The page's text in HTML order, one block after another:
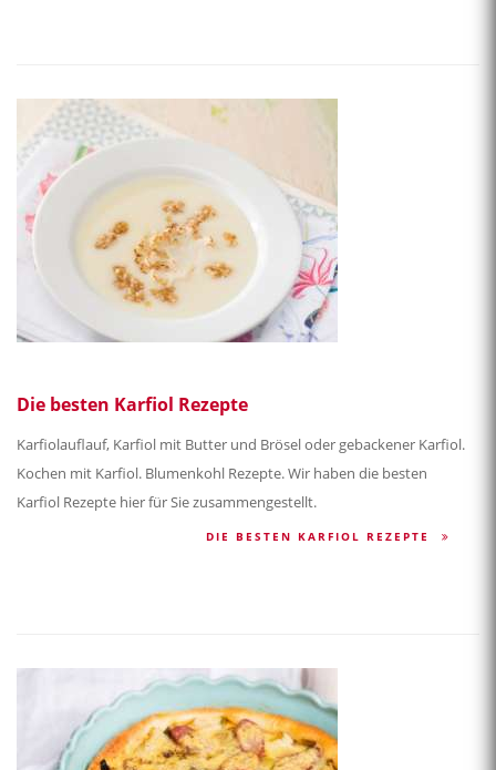
Die besten Karfiol Rezepte
Karfiolauflauf, Karfiol mit Butter und Brösel oder gebackener Karfiol.
Kochen mit Karfiol. Blumenkohl Rezepte. Wir haben die besten
Karfiol Rezepte hier für Sie zusammengestellt.
DIE BESTEN KARFIOL REZEPTE